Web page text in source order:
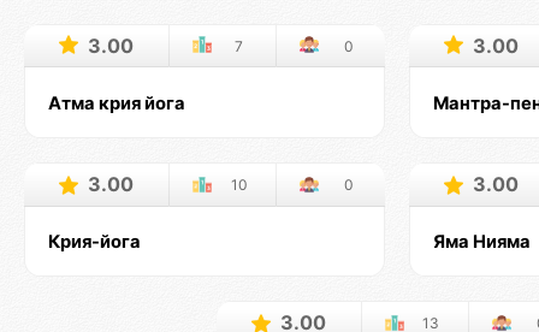
3.00 0
7
Атма крия йога
3.00
Мантра-
3.00 0
10
Крия-йога
3.00
Яма Нияма
3.00 13